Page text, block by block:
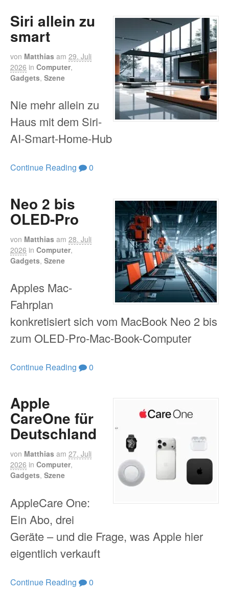
Siri allein zu
smart
von Matthias am 29. Juli
2026 in Computer,
Gadgets, Szene
Nie mehr allein zu
Haus mit dem Siri-
AI-Smart-Home-Hub
Continue Reading 0
Neo 2 bis
OLED-Pro
von Matthias am 28. Juli
2026 in Computer,
Gadgets, Szene
Apples Mac-
Fahrplan
konkretisiert sich vom MacBook Neo 2 bis
zum OLED-Pro-Mac-Book-Computer
Continue Reading 0
Apple
CareOne für
Deutschland
von Matthias am 27. Juli
2026 in Computer,
Gadgets, Szene
AppleCare One:
Ein Abo, drei
Geräte – und die Frage, was Apple hier
eigentlich verkauft
Continue Reading 0